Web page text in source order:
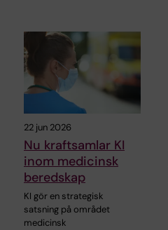
22 jun 2026
Nu kraftsamlar KI
inom medicinsk
beredskap
KI gör en strategisk
satsning på området
medicinsk